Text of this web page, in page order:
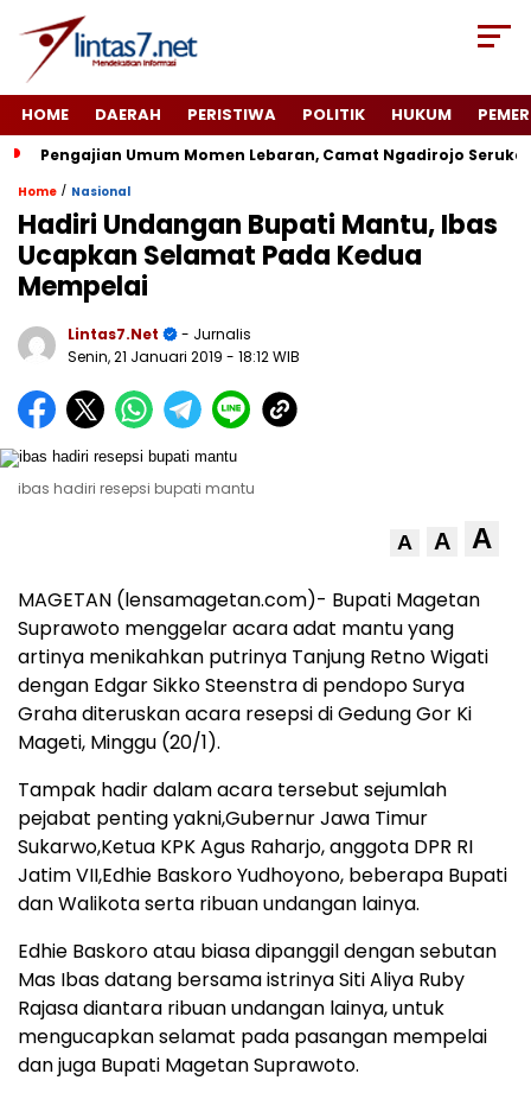
HOME DAERAH PERISTIWA POLITIK HUKUM
Pengajian Umum Momen Lebaran, Camat Ngadirojo
Home / Nasional
Hadiri Undangan Bupati Mantu, Ibas
Ucapkan Selamat Pada Kedua
Mempelai
Lintas7.net
- Jurnalis
Senin, 21 Januari 2019 - 18:12 WIB
ibas hadiri resepsi bupati mantu
A A A
MAGETAN (lensamagetan.com)- Bupati Magetan
Suprawoto menggelar acara adat mantu yang
artinya menikahkan putrinya Tanjung Retno Wigati
dengan Edgar Sikko Steenstra di pendopo Surya
Graha diteruskan acara resepsi di Gedung Gor Ki
Mageti, Minggu (20/1).
Tampak hadir dalam acara tersebut sejumlah
pejabat penting yakni,Gubernur Jawa Timur
Sukarwo,Ketua KPK Agus Raharjo, anggota DPR RI
Jatim VII,Edhie Baskoro Yudhoyono, beberapa Bupati
dan Walikota serta ribuan undangan lainya.
Edhie Baskoro atau biasa dipanggil dengan sebutan
Mas Ibas datang bersama istrinya Siti Aliya Ruby
Rajasa diantara ribuan undangan lainya, untuk
mengucapkan selamat pada pasangan mempelai
dan juga Bupati Magetan Suprawoto.